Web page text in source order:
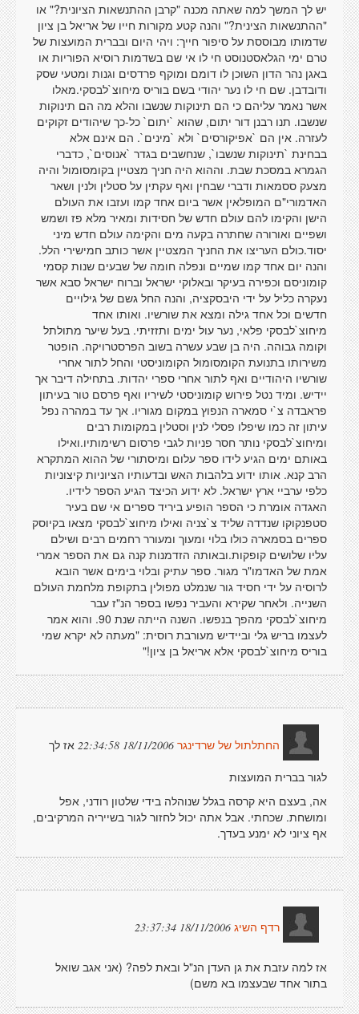
יש לך המשך למה שאתה מכנה "קרבן ההתנשאות הציונית?" או
"ההתנשאות הצינית?" והנה קטע מקורות חייו של אריאל בן ציון
שדמותו מבוססת על סיפור חייך: ויהי היום ובברית המועצות של
טרם ימי הגלאסטנוסט חי לו אי שם בשדמות רוסיא הפוריות או
באגן נהר הדון השוכן לו דומם ומוקף פרדסים וגנות ומטעי שסק
ודובדבן. שם חי לו נער יהודי בשם בוריס מיחוצ`לבסקי.מאלו
אשר נאמר עליהם כי הם תינוקות שנשבו והלא מה הם תינוקות
שנשבו. תנו רבנן דור יתום, שהוא `יתום` כל-כך שיהודים זקוקים
לעזרה. אין הם `אפיקורסים` ולא `מינים`. הם אינם אלא
בבחינת `תינוקות שנשבו`, שנחשבים בגדר `אנוסים`, כדברי
הגמרא במסכת שבת. וההוא היה חניך מצטיין בקומסומול והיה
מצעק ססמאות ודברי שבחין ואף עקתין על סטלין ולנין ושאר
האדמורי"ם המופלאין אשר ביום אחד קמו ועזבו את העולם
הישן והקימו להם עולם חדש של חסידות ומאיר מלא פז ושמש
ושפיים ואורורה שחתרה בקעה מים והקימה עולם חדש מיני
יסוד.כולם העריצו את החניך המצטיין אשר כותב חמישירי הלל.
והנה יום אחד קמו שמיים ונפלה חומה של שבעים שנות קסמי
קומוניסם וכפירה בעיקר ובאלוקי ישראל וברוח ישראל סבא אשר
נעקרה כליל על ידי היבסקציה, והנה החל גשם של גילויים
חדשים וכל אחד גילה ומצא את שורשיו. ואותו אחד
מיחוצ`לבסקי פלאי, נער עול ימים ותזזיתי. בעל שיער מתולתל
וקומה גבוהה. היה בן שבע עשרה בשוב הפרסטרויקה. הופטר
משירותו בתנועת הקומסומול הקומוניסטי והחל לתור אחרי
שורשיו היהודיים ואף לתור אחרי ספרי יהדות. בתחילה דיבר אך
יידיש. ומיד נטל פירוש קומוניסטי לשיריו ואף פרסם טור בעיתון
פראבדה צ`י סמארה הנפוץ במקום מגוריו. אך עד במהרה נפל
עיתון זה כמו שיפלו פסלי לנין וסטלין במקומות רבים
ומיחוצ`לבסקי נותר חסר פניות לגבי פרסום רשימותיו.ואילו
באותם ימים הגיע לידו ספר עלום ומיסתורי של ההוא המתקרא
הרב קנא. אותו ידוע בלהבות האש ובדעותיו הציוניות קיצוניות
כלפי ערביי ארץ ישראל. לא ידוע הכיצד הגיע הספר לידיו.
האגדה אומרת כי הספר הופיע ביריד ספרים אי שם בעיר
סטפנקוקו שנדדה שליד צ`צניה ואילו מיחוצ`לבסקי מצאו בקיוסק
ספרים בסמארה כולו בלוי ומעוך ומעורר רחמים רבים ושילם
עליו שלושים קופקות.ובאותה הזדמנות קנה גם את הספר אמרי
אמת של האדמו"ר מגור. ספר עתיק ובלוי בימים אשר הובא
לרוסיה על ידי חסיד גור שנמלט מפולין בתקופת מלחמת העולם
השנייה. ולאחר שקירא והעביר נפשו בספר הנ"ז עבר
מיחוצ`לבסקי מהפך בנפשו. השנה הייתה שנת 90. והוא אמר
לעצמו בריש גלי וביידיש מעורבת רוסית: "מעתה לא יקרא שמי
בוריס מיחוצ`לבסקי אלא אריאל בן ציון!"
החתלתול של שרדינגר 18/11/2006 22:34:58
אז לך
לגור בברית המועצות
אה, בעצם היא קרסה בגלל שנוהלה בידי שלטון רודני, אפל
ומושחת. שכחתי. אבל אתה יכול לחזור לגור בשייריה המרקיבים,
אף ציוני לא ימנע בעדך.
רדף השיג 18/11/2006 23:37:34
אז למה עזבת את גן העדן הנ"ל ובאת לפה? (אני אגב שואל
בתור אחד שבעצמו בא משם)